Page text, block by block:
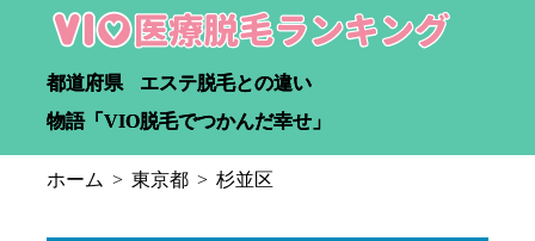
都道府県
エステ脱毛との違い
物語「VIO脱毛でつかんだ幸せ」
ホーム 東京都 杉並区